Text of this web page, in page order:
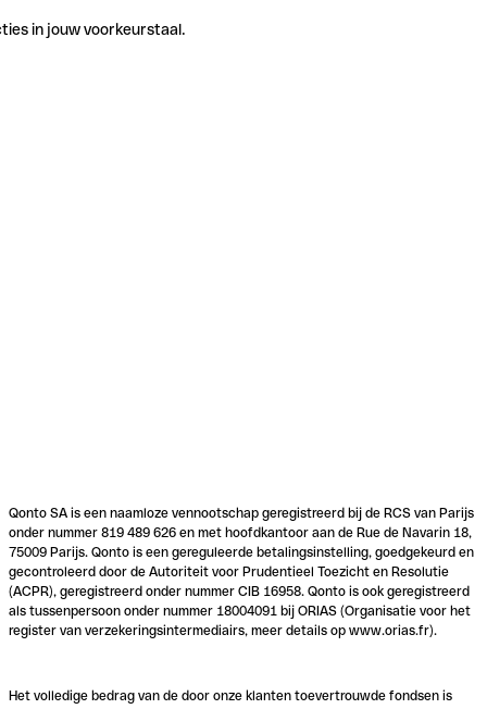
in jouw voorkeurstaal.
Qonto SA is een naamloze vennootschap geregistreerd bij de RCS van Parijs
onder nummer 819 489 626 en met hoofdkantoor aan de Rue de Navarin 18,
75009 Parijs. Qonto is een gereguleerde betalingsinstelling, goedgekeurd en
gecontroleerd door de Autoriteit voor Prudentieel Toezicht en Resolutie
(ACPR), geregistreerd onder nummer CIB 16958. Qonto is ook geregistreerd
als tussenpersoon onder nummer 18004091 bij ORIAS (Organisatie voor het
register van verzekeringsintermediairs, meer details op www.orias.fr).
Het volledige bedrag van de door onze klanten toevertrouwde fondsen is